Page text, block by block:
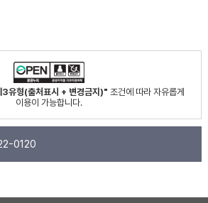
3유형(출처표시 + 변경금지)" 조건에 따라 자유롭게
이용이 가능합니다.
0120